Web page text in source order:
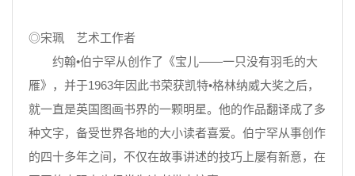
◎宋珮 艺术工作者
约翰•伯宁罕从创作了《宝儿——一只没有羽毛的大
雁》，并于1963年因此书荣获凯特•格林纳威大奖之后，
就一直是英国图画书界的一颗明星。他的作品翻译成了多
种文字，备受世界各地的大小读者喜爱。伯宁罕从事创作
的四十多年之间，不仅在故事讲述的技巧上屡有新意，在